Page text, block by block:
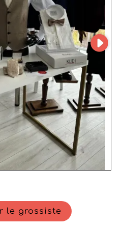
à une logistique bien
les revendeurs peuvent
rapides et un support dédié
Ce dévouement à
rapport qualité-prix attractif,
précieux pour développer
élégance, qualité et
une valeur ajoutée
souhaitant se démarquer
masculine.
le grossiste